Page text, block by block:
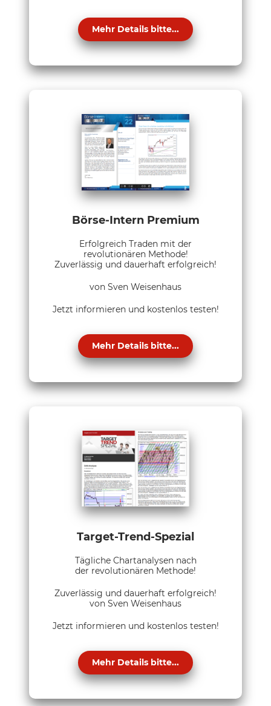
Mehr Details bitte...
Börse-Intern Premium
Erfolgreich Traden mit der
revolutionären Methode!
Zuverlässig und dauerhaft erfolgreich!
von Sven Weisenhaus
Jetzt informieren und kostenlos testen!
Mehr Details bitte...
Target-Trend-Spezial
Tägliche Chartanalysen nach
der revolutionären Methode!
Zuverlässig und dauerhaft erfolgreich!
von Sven Weisenhaus
Jetzt informieren und kostenlos testen!
Mehr Details bitte...